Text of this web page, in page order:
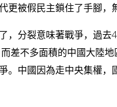
被假民主鎖住了手腳，
，分裂意味著戰爭，過
差不多面積的中國大陸
。中國因為走中央集權